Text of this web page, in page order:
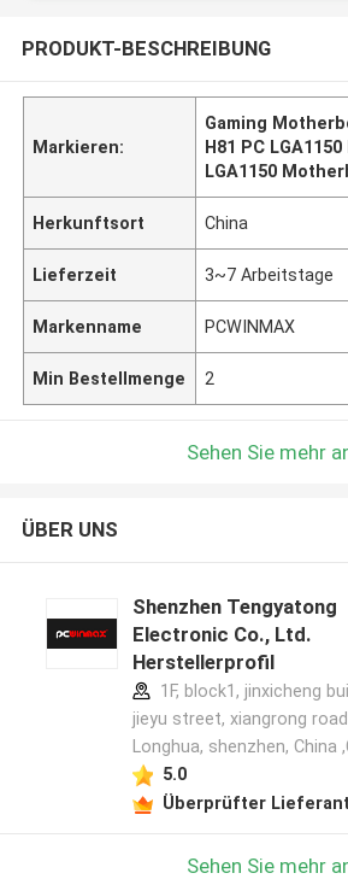
PRODUKT-BESCHREIBUNG
Markieren:
Gaming
H81 PC
LGA1150
Herkunftsort China
Lieferzeit 3~7 Arbeitstage
Markenname PCWINMAX
Min Bestellmenge 2
Sehen Sie mehr
ÜBER UNS
Shenzhen Tengyatong
Electronic Co., Ltd.
Herstellerprofil
1F, block1, jinxicheng
jieyu street, xiangrong road
Longhua, shenzhen, China
5.0
Überprüfter Lieferant
Sehen Sie mehr